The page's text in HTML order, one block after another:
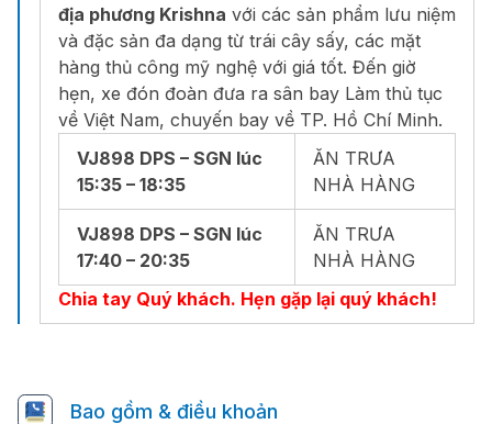
địa phương Krishna với các sản phẩm lưu niệm
và đặc sản đa dạng từ trái cây sấy, các mặt
hàng thủ công mỹ nghệ với giá tốt. Đến giờ
hẹn, xe đón đoàn đưa ra sân bay Làm thủ tục
về Việt Nam, chuyến bay về TP. Hồ Chí Minh.
VJ898 DPS – SGN lúc
15:35 – 18:35
ĂN TRƯA
NHÀ HÀNG
VJ898 DPS – SGN lúc
17:40 – 20:35
ĂN TRƯA
NHÀ HÀNG
Chia tay Quý khách. Hẹn gặp lại quý khách!
Bao gồm & điều khoản